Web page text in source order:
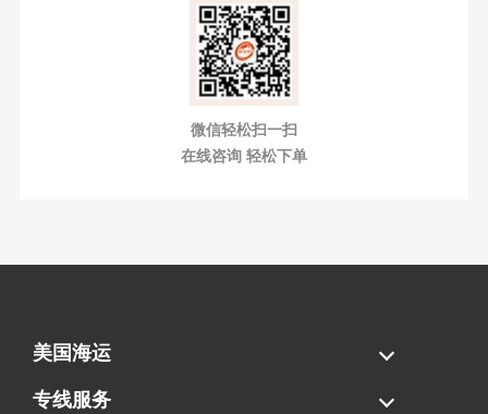
微信轻松扫一扫
在线咨询 轻松下单
美国海运
海运拼柜
海运整柜
美国海卡
加拿大海运
专线服务